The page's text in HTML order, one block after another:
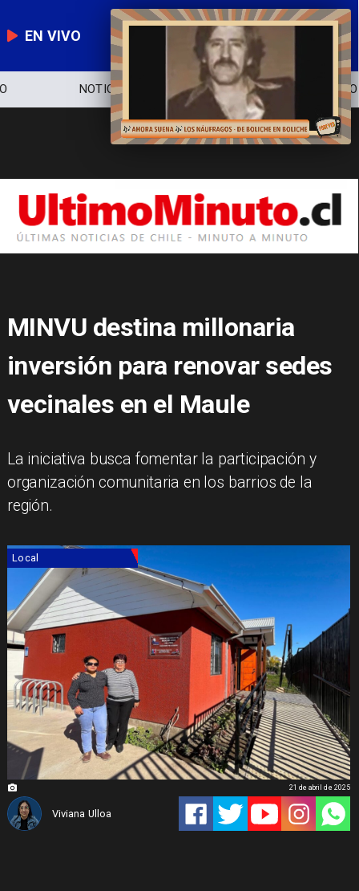
EN VIVO
NOTICIERO POLÍTICA ECONOMÍA
MINVU destina millonaria
inversión para renovar sedes
vecinales en el Maule
La iniciativa busca fomentar la participación y
organización comunitaria en los barrios de la
región.
Local
Viviana Ulloa
21 de abril de 2025